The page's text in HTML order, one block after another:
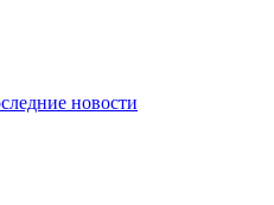
новости